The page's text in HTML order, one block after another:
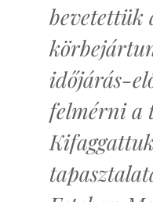
bevetettük
időjárás-
felmérni a